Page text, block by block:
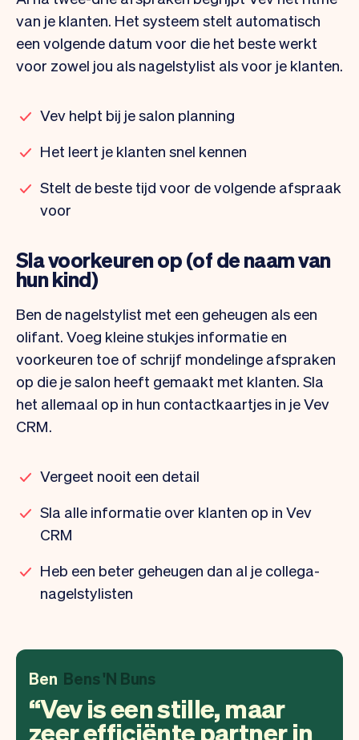
van je klanten. Het systeem stelt automatisch
een volgende datum voor die het beste werkt
voor zowel jou als nagelstylist als voor je klanten.
Vev helpt bij je salon planning
Het leert je klanten snel kennen
Stelt de beste tijd voor de volgende afspraak
voor
Sla voorkeuren op (of de naam van
hun kind)
Ben de nagelstylist met een geheugen als een
olifant. Voeg kleine stukjes informatie en
voorkeuren toe of schrijf mondelinge afspraken
op die je salon heeft gemaakt met klanten. Sla
het allemaal op in hun contactkaartjes in je Vev
CRM.
Vergeet nooit een detail
Sla alle informatie over klanten op in Vev
CRM
Heb een beter geheugen dan al je collega-
nagelstylisten
Ben Bens 'N Buns
Vev is een stille, maar
zeer efficiënte partner in